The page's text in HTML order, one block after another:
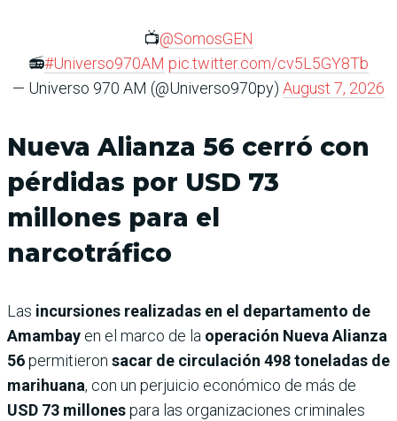
📺@SomosGEN
📻#Universo970AM pic.twitter.com/cv5L5GY8Tb
— Universo 970 AM (@Universo970py) August 7, 2026
Nueva Alianza 56 cerró con
pérdidas por USD 73
millones para el
narcotráfico
Las incursiones realizadas en el departamento de
Amambay en el marco de la operación Nueva Alianza
56permitieron sacar de circulación 498 toneladas de
marihuana, con un perjuicio económico de más de
USD 73 millonespara las organizaciones criminales